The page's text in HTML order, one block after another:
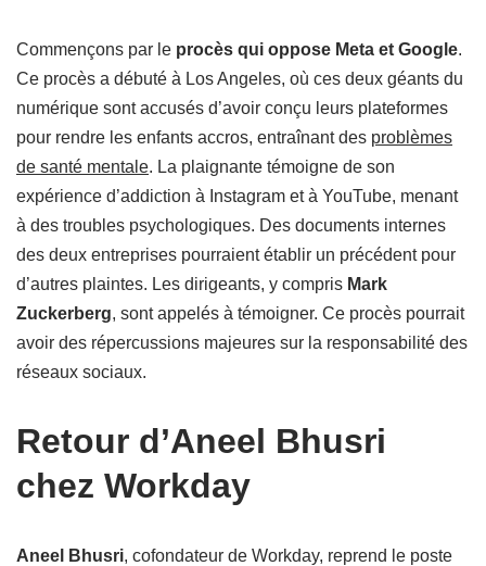
Commençons par le procès qui oppose Meta et Google.
Ce procès a débuté à Los Angeles, où ces deux géants du
numérique sont accusés d’avoir conçu leurs plateformes
pour rendre les enfants accros, entraînant des problèmes
de santé mentale. La plaignante témoigne de son
expérience d’addiction à Instagram et à YouTube, menant
à des troubles psychologiques. Des documents internes
des deux entreprises pourraient établir un précédent pour
d’autres plaintes. Les dirigeants, y compris Mark
Zuckerberg, sont appelés à témoigner. Ce procès pourrait
avoir des répercussions majeures sur la responsabilité des
réseaux sociaux.
Retour d’Aneel Bhusri
chez Workday
Aneel Bhusri, cofondateur de Workday, reprend le poste